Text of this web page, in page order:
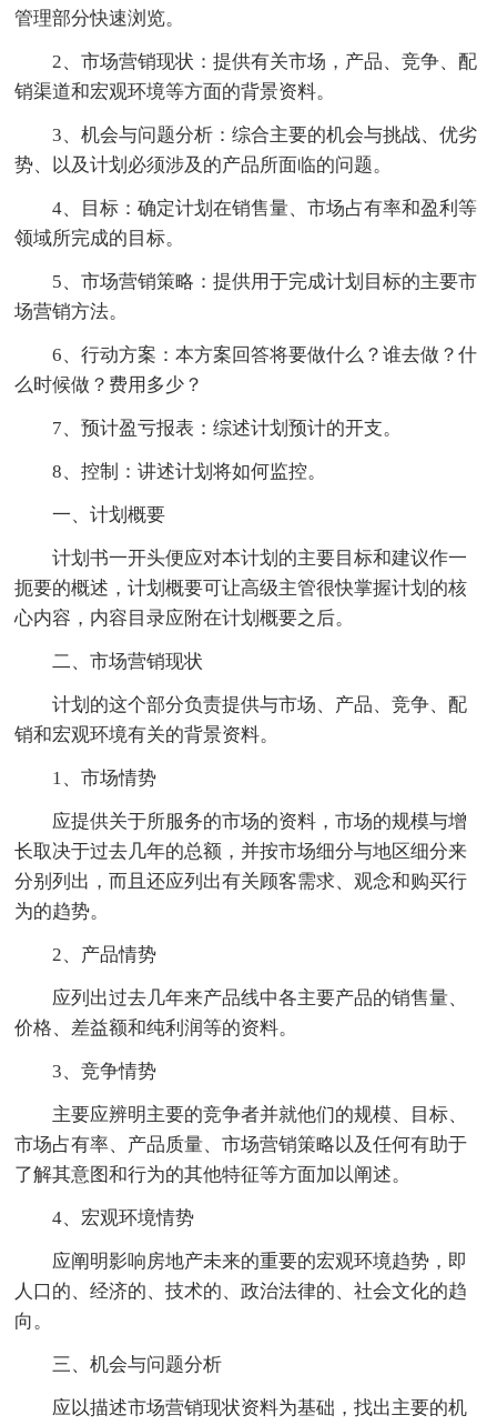
管理部分快速浏览。
2、市场营销现状：提供有关市场，产品、竞争、配
销渠道和宏观环境等方面的背景资料。
3、机会与问题分析：综合主要的机会与挑战、优劣
势、以及计划必须涉及的产品所面临的问题。
4、目标：确定计划在销售量、市场占有率和盈利等
领域所完成的目标。
5、市场营销策略：提供用于完成计划目标的主要市
场营销方法。
6、行动方案：本方案回答将要做什么？谁去做？什
么时候做？费用多少？
7、预计盈亏报表：综述计划预计的开支。
8、控制：讲述计划将如何监控。
一、计划概要
计划书一开头便应对本计划的主要目标和建议作一
扼要的概述，计划概要可让高级主管很快掌握计划的核
心内容，内容目录应附在计划概要之后。
二、市场营销现状
计划的这个部分负责提供与市场、产品、竞争、配
销和宏观环境有关的背景资料。
1、市场情势
应提供关于所服务的市场的资料，市场的规模与增
长取决于过去几年的总额，并按市场细分与地区细分来
分别列出，而且还应列出有关顾客需求、观念和购买行
为的趋势。
2、产品情势
应列出过去几年来产品线中各主要产品的销售量、
价格、差益额和纯利润等的资料。
3、竞争情势
主要应辨明主要的竞争者并就他们的规模、目标、
市场占有率、产品质量、市场营销策略以及任何有助于
了解其意图和行为的其他特征等方面加以阐述。
4、宏观环境情势
应阐明影响房地产未来的重要的宏观环境趋势，即
人口的、经济的、技术的、政治法律的、社会文化的趋
向。
三、机会与问题分析
应以描述市场营销现状资料为基础，找出主要的机